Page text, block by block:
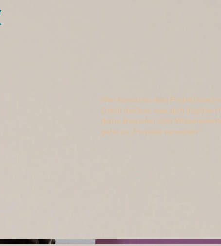
Hier kannst du dein Projekt
Detail darüber, was dich inspiriert
deine Besucher über
gehe zu „Projekte verwalten“.